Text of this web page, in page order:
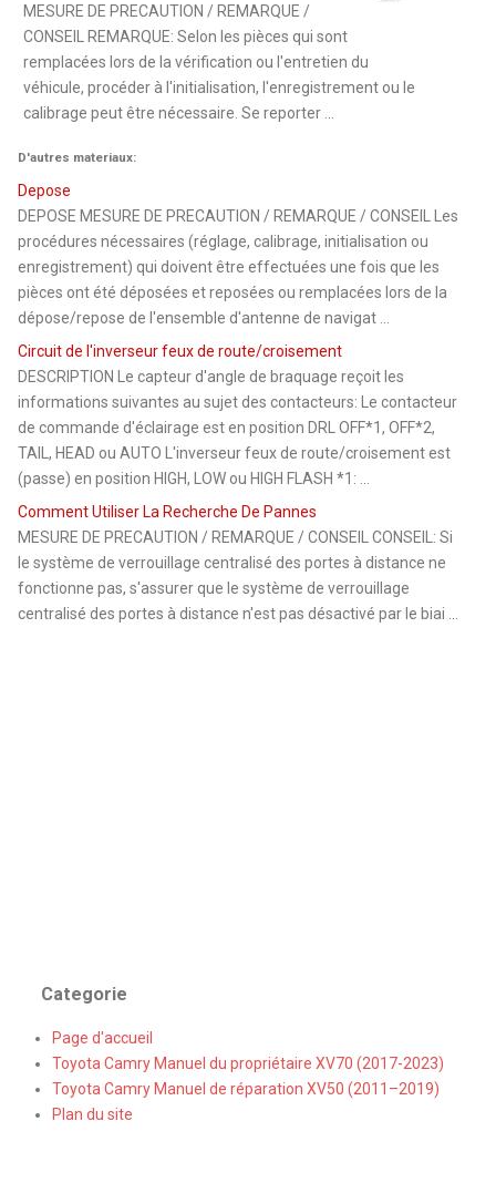
MESURE DE PRECAUTION / REMARQUE /
CONSEIL REMARQUE: Selon les pièces qui sont
remplacées lors de la vérification ou l'entretien du
véhicule, procéder à l'initialisation, l'enregistrement ou le
calibrage peut être nécessaire. Se reporter ...
D'autres materiaux:
Depose
DEPOSE MESURE DE PRECAUTION / REMARQUE / CONSEIL Les
procédures nécessaires (réglage, calibrage, initialisation ou
enregistrement) qui doivent être effectuées une fois que les
pièces ont été déposées et reposées ou remplacées lors de la
dépose/repose de l'ensemble d'antenne de navigat ...
Circuit de l'inverseur feux de route/croisement
DESCRIPTION Le capteur d'angle de braquage reçoit les
informations suivantes au sujet des contacteurs: Le contacteur
de commande d'éclairage est en position DRL OFF*1, OFF*2,
TAIL, HEAD ou AUTO L'inverseur feux de route/croisement est
(passe) en position HIGH, LOW ou HIGH FLASH *1: ...
Comment Utiliser La Recherche De Pannes
MESURE DE PRECAUTION / REMARQUE / CONSEIL CONSEIL: Si
le système de verrouillage centralisé des portes à distance ne
fonctionne pas, s'assurer que le système de verrouillage
centralisé des portes à distance n'est pas désactivé par le biai ...
Categorie
Page d'accueil
Toyota Camry Manuel du propriétaire XV70 (2017-2023)
Toyota Camry Manuel de réparation XV50 (2011–2019)
Plan du site